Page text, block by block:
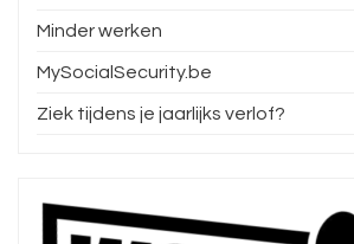
Minder werken
MySocialSecurity.be
Ziek tijdens je jaarlijks verlof?